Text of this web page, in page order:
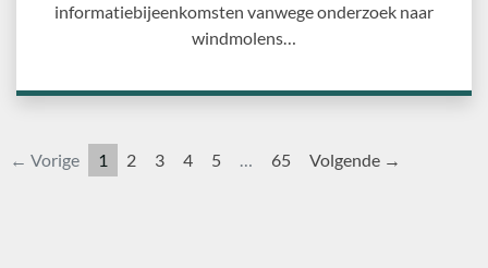
informatiebijeenkomsten vanwege onderzoek naar
windmolens…
← Vorige 1 2 3 4 5 … 65 Volgende →